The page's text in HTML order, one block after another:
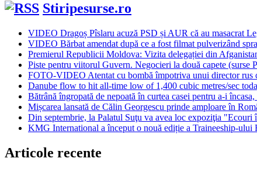
Stiripesurse.ro
VIDEO Dragoș Pîslaru acuză PSD și AUR că au masacrat
VIDEO Bărbat amendat după ce a fost filmat pulverizând
Premierul Republicii Moldova: Vizita delegației din
Piste pentru viitorul Guvern. Negocieri la două capete (surse
FOTO-VIDEO Atentat cu bombă împotriva unui director rus
Danube flow to hit all-time low of 1,400 cubic metres/sec
Bătrână îngropată de nepoată în curtea casei pentru a-i
Mișcarea lansată de Călin Georgescu prinde amploare în
Din septembrie, la Palatul Suţu va avea loc expoziţia
KMG International a început o nouă ediție a Traineeship-ului
Articole recente